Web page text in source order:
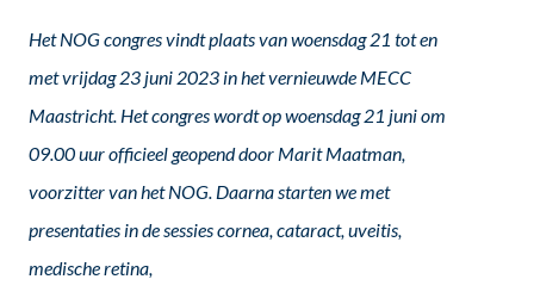
Het NOG congres vindt plaats van woensdag 21 tot en
met vrijdag 23 juni 2023 in het vernieuwde MECC
Maastricht. Het congres wordt op woensdag 21 juni om
09.00 uur officieel geopend door Marit Maatman,
voorzitter van het NOG. Daarna starten we met
presentaties in de sessies cornea, cataract, uveitis,
medische retina,